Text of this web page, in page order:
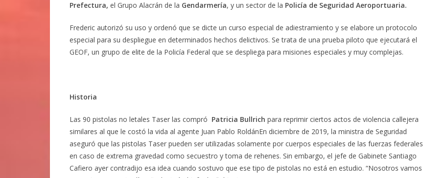
Prefectura, el Grupo Alacrán de la Gendarmería, y un sector de la Policía de Seguridad Aeroportuaria.
Frederic autorizó su uso y ordenó que se dicte un curso especial de adiestramiento y se elabore un protocolo
especial para su despliegue en determinados hechos delictivos. Se trata de una prueba piloto que ejecutará el
GEOF, un grupo de elite de la Policía Federal que se despliega para misiones especiales y muy complejas.
Historia
Las 90 pistolas no letales Taser las compró Patricia Bullrich para reprimir ciertos actos de violencia callejera
similares al que le costó la vida al agente Juan Pablo RoldánEn diciembre de 2019, la ministra de Seguridad
aseguró que las pistolas Taser pueden ser utilizadas solamente por cuerpos especiales de las fuerzas federales
en caso de extrema gravedad como secuestro y toma de rehenes. Sin embargo, el jefe de Gabinete Santiago
Cafiero ayer contradijo esa idea cuando sostuvo que ese tipo de pistolas no está en estudio. “Nosotros vamos